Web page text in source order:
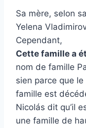
Sa mère, selon
Yelena
Cependant,
Cette famille a
nom de famille
sien parce que
famille est
Nicolás dit qu’il
une famille de